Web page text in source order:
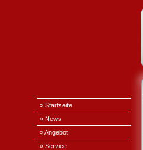
» Startseite
» News
» Angebot
» Service